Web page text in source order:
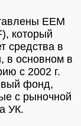
EEM
который
средства в
в основном в
с 2002 г.
фонд,
с рыночной
УК.